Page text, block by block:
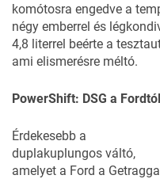
komótosra engedve a
négy emberrel és
4,8 literrel beérte a
ami elismerésre méltó.
PowerShift: DSG a Fordtól
Érdekesebb a
duplakuplungos váltó,
amelyet a Ford a